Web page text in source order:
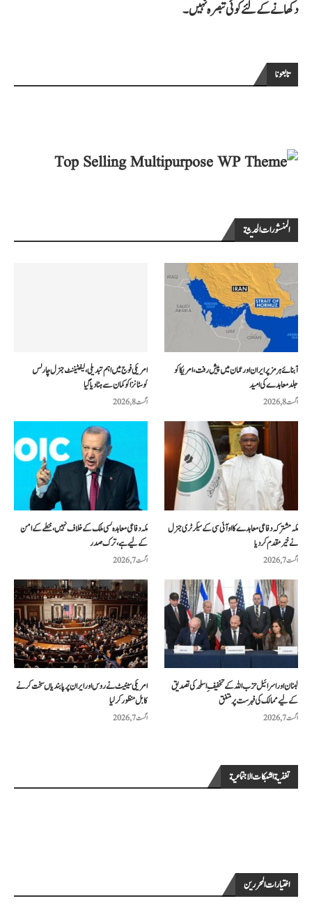
دکھانے کے لئے کوئی تبصرہ نہیں۔
تابعونا
المنشورات الحديثة
امریکی فوج میں اہم تبدیلی، لیفٹیننٹ جنرل چارلس
کوسٹانزا کو کمان سے ہٹا دیا گیا
اگست 8, 2026
آبنائے ہرمز پر ایران اور عمان میں پیش رفت، امریکا کو
جلد معاہدے کی امید
اگست 8, 2026
مکہ دفاعی معاہدہ کسی ملک کے خلاف نہیں، خطے کے امن
کے لیے ہے، ترک صدر
اگست 7, 2026
مکہ مشترکہ دفاعی معاہدے کا او آئی سی کے سیکرٹری جنرل
نے خیرمقدم کردیا
اگست 7, 2026
امریکی سینیٹ نے روس اور ایران پر پابندیاں سخت کرنے
کا بل منظور کرلیا
اگست 7, 2026
لبنان اور اسرائیل حزب اللہ کے تخفیفِ اسلحہ کی تصدیق
کے لیے ممالک کی فہرست پر متفق
اگست 7, 2026
تغذية الشبكات الاجتماعية
اختيارات المحررين